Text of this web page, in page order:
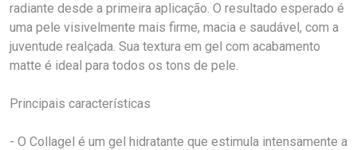
radiante desde a primeira aplicação. O resultado esperado é
uma pele visivelmente mais firme, macia e saudável, com a
juventude realçada. Sua textura em gel com acabamento
matte é ideal para todos os tons de pele.
Principais características
- O Collagel é um gel hidratante que estimula intensamente a